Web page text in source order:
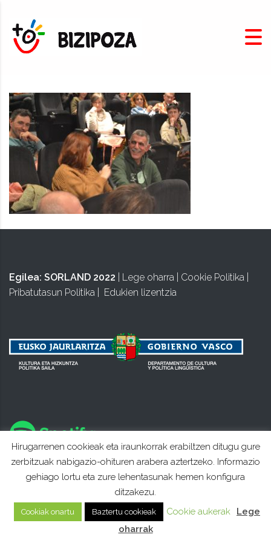
Egilea: SORLAND 2022 Lege oharra Cookie Politika
Pribatutasun Politika
Edukien lizentzia
Hirugarrenen cookieak eta iraunkorrak erabiltzen ditugu gure
zerbitzuak nabigazio-ohituren arabera aztertzeko. Informazio
gehiago lortu eta zure lehentasunak hemen konfigura
ditzakezu.
Cookiak onartu Baztertu cookieak Cookie aukerak
Lege
oharrak